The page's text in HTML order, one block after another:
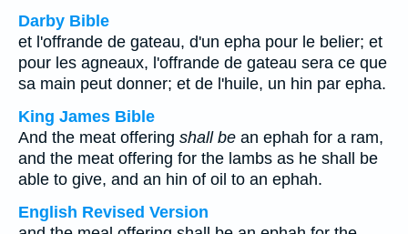
Darby Bible
et l'offrande de gateau, d'un epha pour le belier; et
pour les agneaux, l'offrande de gateau sera ce que
sa main peut donner; et de l'huile, un hin par epha.
King James Bible
And the meat offering shall be an ephah for a ram,
and the meat offering for the lambs as he shall be
able to give, and an hin of oil to an ephah.
English Revised Version